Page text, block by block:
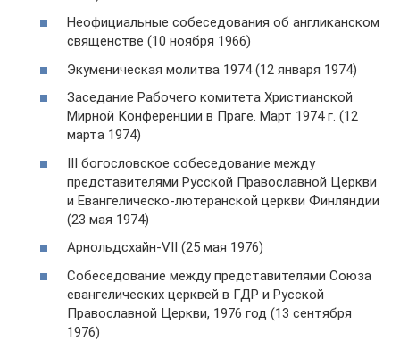
Неофициальные собеседования об англиканском
священстве (10 ноября 1966)
Экуменическая молитва 1974 (12 января 1974)
Заседание Рабочего комитета Христианской
Мирной Конференции в Праге. Март 1974 г. (12
марта 1974)
III богословское собеседование между
представителями Русской Православной Церкви
и Евангелическо-лютеранской церкви Финляндии
(23 мая 1974)
Арнольдсхайн-VII (25 мая 1976)
Собеседование между представителями Союза
евангелических церквей в ГДР и Русской
Православной Церкви, 1976 год (13 сентября
1976)